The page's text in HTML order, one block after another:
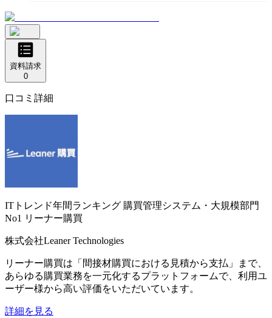
資料請求
0
口コミ詳細
ITトレンド年間ランキング 購買管理システム・大規模部門
No1 リーナー購買
株式会社Leaner Technologies
リーナー購買は「間接材購買における見積から支払」まで、
あらゆる購買業務を一元化するプラットフォームで、利用ユ
ーザー様から高い評価をいただいています。
詳細を見る